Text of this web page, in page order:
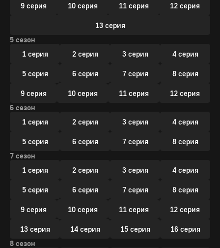
9 серия 10 серия 11 серия 12 серия
13 серия
5 сезон
1 серия
2 серия 3 серия 4 серия
5 серия 6 серия 7 серия 8 серия
9 серия 10 серия 11 серия
12 серия
6 сезон
1 серия
2 серия 3 серия 4 серия
5 серия 6 серия 7 серия
8 серия
7 сезон
1 серия
2 серия 3 серия 4 серия
5 серия 6 серия 7 серия 8 серия
9 серия 10 серия 11 серия 12 серия
13 серия 14 серия 15 серия
16 серия
8 сезон